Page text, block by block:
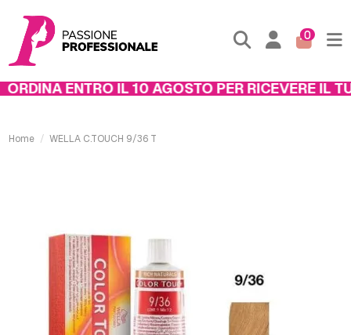
0
ENTRO IL 10 AGOSTO PER RICEVERE IL
Home WELLA C.TOUCH 9/36 T